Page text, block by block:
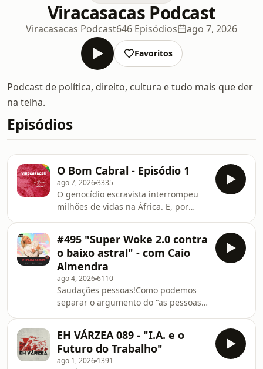
Viracasacas Podcast
Viracasacas Podcast646 Episódios ago 7, 2026
Favoritos
Podcast de política, direito, cultura e tudo mais que der
na telha.
Episódios
O Bom Cabral - Episódio 1
ago 7, 20263335
O genocídio escravista interrompeu
milhões de vidas na África. E, por
Cabral, iremos contar a história dos
povos do Saara Ocidental. Esse
episódio tratará do Império de Gana,
uma formação multi-povos que durou
do século III até o século XIII, teve
uma capital do tamanho de Londres,
um poderoso exército e uma
organização socia
#495 "Super Woke 2.0 contra
o baixo astral" - com Caio
Almendra
ago 4, 20266110
Saudações pessoas!Como podemos
separar o argumento do "as pessoas
espécie de "Carteirinha de Tiozão"
que acompanha usualmente a tirada?
Como criticar parte significativa da
"cultura woke" sem embarcar no seu
EH VÁRZEA 089 - "I.A. e o
Futuro do Trabalho"
ago 1, 2026 1391